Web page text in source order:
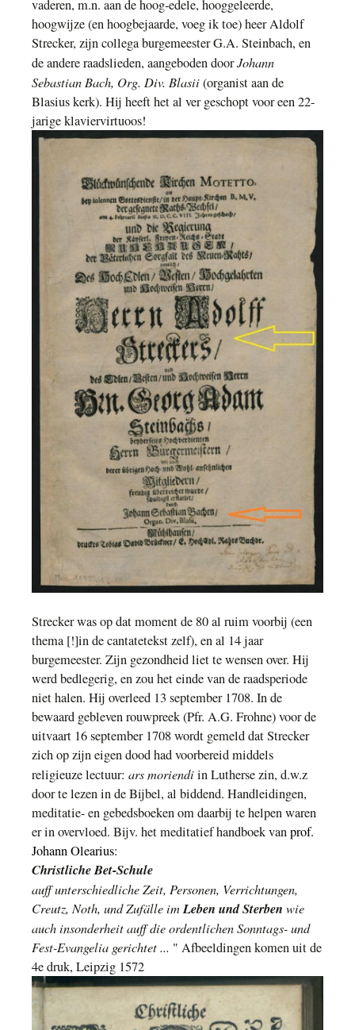
vaderen, m.n. aan de hoog-edele, hooggeleerde,
hoogwijze (en hoogbejaarde, voeg ik toe) heer Aldolf
Strecker, zijn collega burgemeester G.A. Steinbach, en
de andere raadslieden, aangeboden doorJohann
Sebastian Bach, Org. Div. Blasii(organist aan de
Blasius kerk). Hij heeft het al ver geschopt voor een 22-
jarige klaviervirtuoos!
Strecker was op dat moment de 80 al ruim voorbij (een
thema [!]in de cantatetekst zelf), en al 14 jaar
burgemeester. Zijn gezondheid liet te wensen over. Hij
werd bedlegerig, en zou het einde van de raadsperiode
niet halen. Hij overleed 13 september 1708. In de
bewaard gebleven rouwpreek (Pfr. A.G. Frohne) voor de
uitvaart 16 september 1708 wordt gemeld dat Strecker
zich op zijn eigen dood had voorbereid middels
religieuze lectuur: ars moriendiin Lutherse zin, d.w.z
door te lezen in de Bijbel, al biddend. Handleidingen,
meditatie- en gebedsboeken om daarbij te helpen waren
er in overvloed. Bijv. het meditatief handboek vanprof.
Johann Olearius:
Christliche Bet-Schule
auff unterschiedliche Zeit, Personen, Verrichtungen,
Creutz, Noth, und Zufälle imLeben und Sterben wie
auch insonderheit auff die ordentlichen Sonntags- und
Fest-Evangelia gerichtet... " Afbeeldingen komen uit de
4e druk, Leipzig 1572